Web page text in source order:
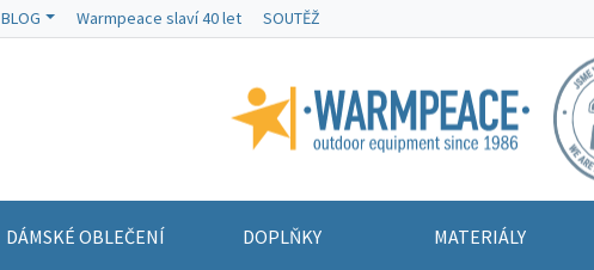
BLOG Warmpeace slaví 40 let SOUTĚŽ
Warmpeace
DÁMSKÉ OBLEČENÍ DOPLŇKY MATERIÁLY